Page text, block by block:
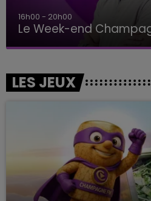
16h00 - 20h00
Le Week-end
LES JEUX